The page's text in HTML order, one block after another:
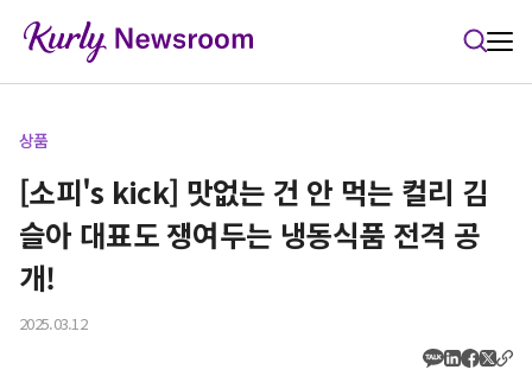
상품
[소피's kick] 맛없는 건 안 먹는 컬리 김
슬아 대표도 쟁여두는 냉동식품 전격 공
개!
2025.03.12